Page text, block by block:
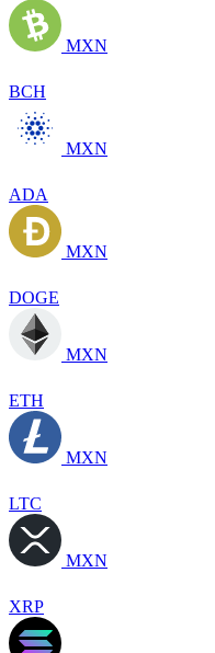
MXN
BCH
MXN
ADA
MXN
DOGE
MXN
ETH
MXN
LTC
MXN
XRP